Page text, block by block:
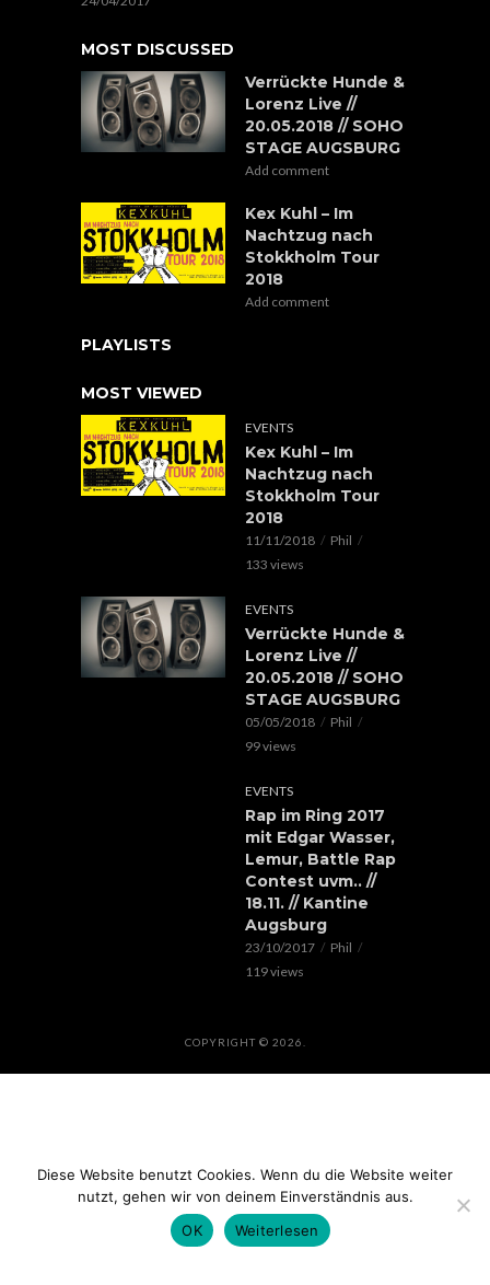
MOST DISCUSSED
Verrückte Hunde &
Lorenz Live //
20.05.2018 // SOHO
STAGE AUGSBURG
Add comment
Kex Kuhl – Im
Nachtzug nach
Stokkholm Tour
2018
Add comment
PLAYLISTS
MOST VIEWED
EVENTS
Kex Kuhl – Im
Nachtzug nach
Stokkholm Tour
2018
11/11/2018
Phil
133 views
EVENTS
Verrückte Hunde &
Lorenz Live //
20.05.2018 // SOHO
STAGE AUGSBURG
05/05/2018
Phil
99 views
EVENTS
Rap im Ring 2017
mit Edgar Wasser,
Lemur, Battle Rap
Contest uvm.. //
18.11. // Kantine
Augsburg
23/10/2017
Phil
119 views
COPYRIGHT © 2026.
Diese Website benutzt Cookies. Wenn du die Website weiter
nutzt, gehen wir von deinem Einverständnis aus.
OK
Weiterlesen